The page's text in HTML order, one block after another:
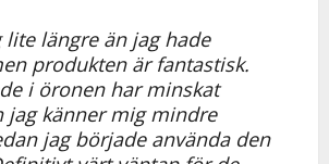
lite längre än jag hade
produkten är fantastisk.
i öronen har minskat
jag känner mig mindre
jag började använda den